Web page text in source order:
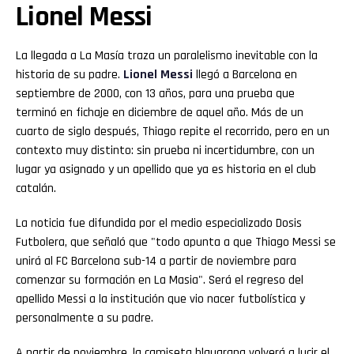
Lionel Messi
La llegada a La Masía traza un paralelismo inevitable con la
historia de su padre. Lionel Messi llegó a Barcelona en
septiembre de 2000, con 13 años, para una prueba que
terminó en fichaje en diciembre de aquel año. Más de un
cuarto de siglo después, Thiago repite el recorrido, pero en un
contexto muy distinto: sin prueba ni incertidumbre, con un
lugar ya asignado y un apellido que ya es historia en el club
catalán.
La noticia fue difundida por el medio especializado Dosis
Futbolera, que señaló que "todo apunta a que Thiago Messi se
unirá al FC Barcelona sub-14 a partir de noviembre para
comenzar su formación en La Masia". Será el regreso del
apellido Messi a la institución que vio nacer futbolística y
personalmente a su padre.